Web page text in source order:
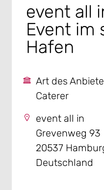
event all
Event im
Hafen
Art des
Caterer
event all in
Grevenweg 93
20537
Deutschland